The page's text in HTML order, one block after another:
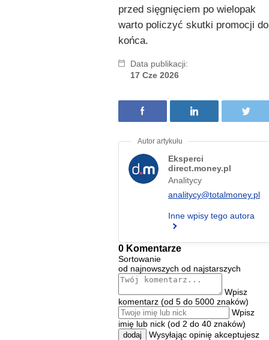
przed sięgnięciem po wielopak
warto policzyć skutki promocji do
końca.
Data publikacji:
17 Cze 2026
Eksperci
direct.money.pl
Analitycy
analitycy@totalmoney.pl
Inne wpisy tego autora
0 Komentarze
Sortowanie
od najnowszych od najstarszych
Wpisz
komentarz (od 5 do 5000 znaków)
Wpisz
imię lub nick (od 2 do 40 znaków)
dodaj
Wysyłając opinię akceptujesz